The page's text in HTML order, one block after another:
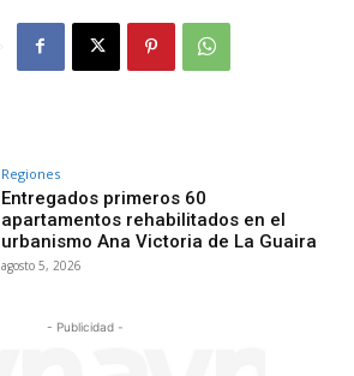
Regiones
Entregados primeros 60
apartamentos rehabilitados en el
urbanismo Ana Victoria de La Guaira
agosto 5, 2026
- Publicidad -